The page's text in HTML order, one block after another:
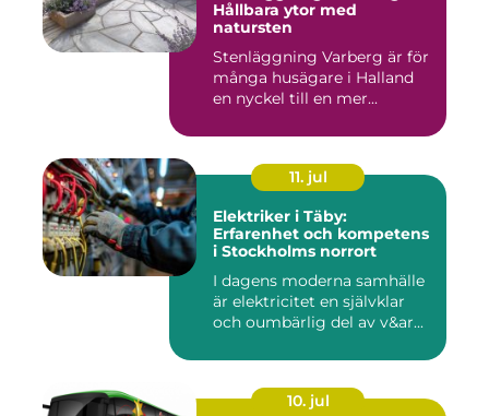
Hållbara ytor med
natursten
Stenläggning Varberg är för
många husägare i Halland
en nyckel till en mer...
11. jul
Elektriker i Täby:
Erfarenhet och kompetens
i Stockholms norrort
I dagens moderna samhälle
är elektricitet en självklar
och oumbärlig del av v&ar...
10. jul